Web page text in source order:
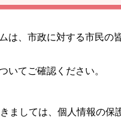
は、市政に対する市民
いてご確認ください。
ましては、個人情報の